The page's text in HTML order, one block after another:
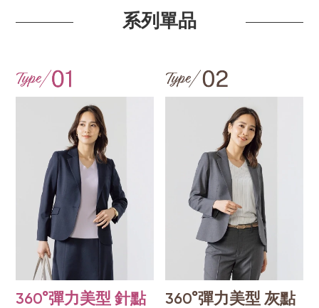
系列單品
360°彈力美型 針點
360°彈力美型 灰點